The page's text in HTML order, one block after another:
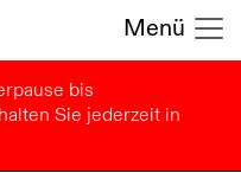
Menü
bis
Sie jederzeit in